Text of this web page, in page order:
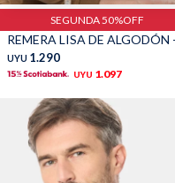
SEGUNDA 50%OFF
UYU 1.290
UYU 1.097